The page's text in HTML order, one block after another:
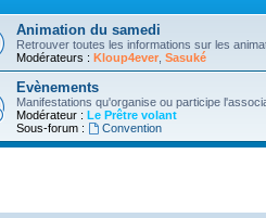
Animation du samedi
Retrouver toutes les informations sur les
Modérateurs : Kloup4ever Sasuké
Evènements
Manifestations qu'organise ou participe
Modérateur : Le Prêtre volant
Sous-forum :
Convention